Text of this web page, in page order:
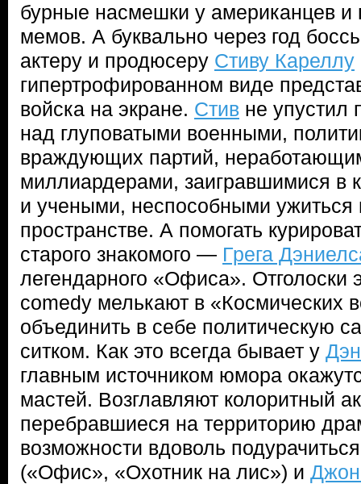
бурные насмешки у американцев и
мемов. А буквально через год
актеру и продюсеру Стиву Кареллу
гипертрофированном виде
войска на экране. Стив не упустил
над глуповатыми военными,
враждующих партий,
миллиардерами, заигравшимися в
и учеными, неспособными
пространстве. А помогать
старого знакомого — Грега
легендарного «Офиса». Отголоски
comedy мелькают в «Космических
объединить в себе политическую
ситком. Как это всегда бывает у
главным источником юмора
мастей. Возглавляют колоритный
перебравшиеся на территорию
возможности вдоволь
(«Офис», «Охотник на лис») и